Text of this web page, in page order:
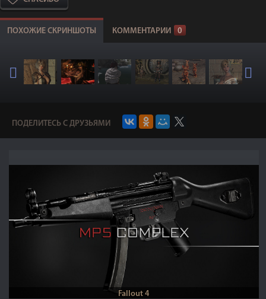
ПОХОЖИЕ СКРИНШОТЫ КОММЕНТАРИИ 0
ПОДЕЛИТЕСЬ С ДРУЗЬЯМИ
Fallout 4